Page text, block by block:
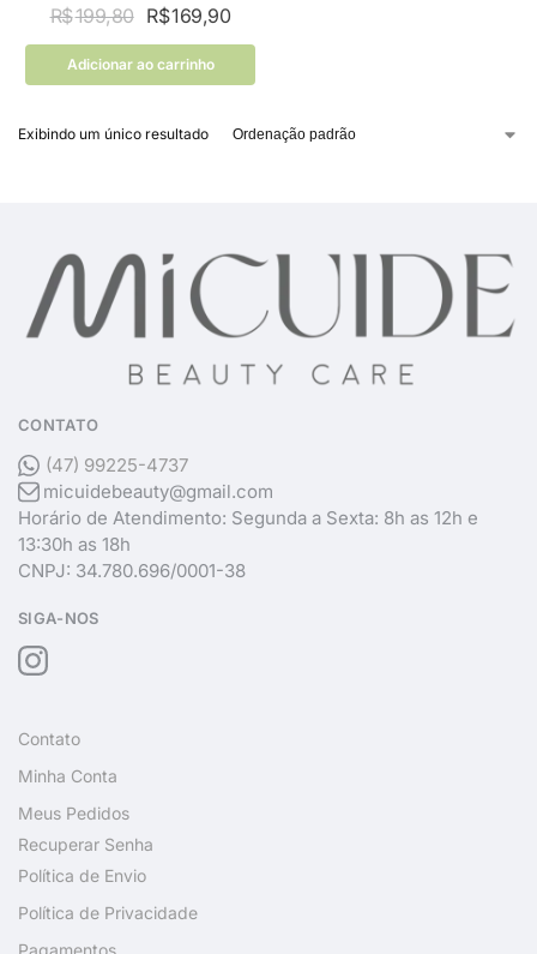
R$199,80 R$169,90
Adicionar ao carrinho
Exibindo um único resultado
CONTATO
(47) 99225-4737
micuidebeauty@gmail.com
Horário de Atendimento: Segunda a Sexta: 8h as 12h e
13:30h as 18h
CNPJ: 34.780.696/0001-38
SIGA-NOS
Contato
Minha Conta
Meus Pedidos
Recuperar Senha
Política de Envio
Política de Privacidade
Pagamentos